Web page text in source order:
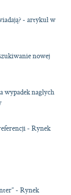
- artykuł w
nowej
wypadek nagłych
- Rynek
- Rynek